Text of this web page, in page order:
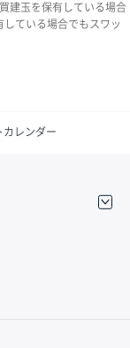
建玉を保有している場合
している場合でもスワッ
カレンダー